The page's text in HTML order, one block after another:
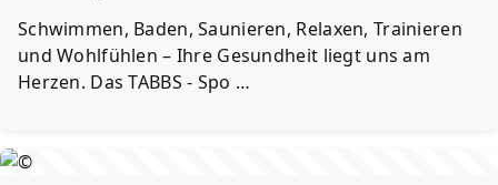
Schwimmen, Baden, Saunieren, Relaxen, Trainieren
und Wohlfühlen – Ihre Gesundheit liegt uns am
Herzen. Das TABBS - Spo …